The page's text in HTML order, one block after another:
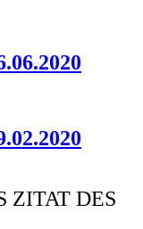
ZITAT DES